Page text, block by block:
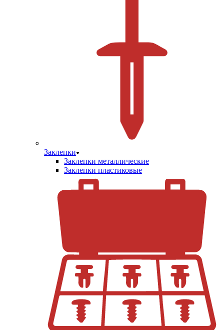
Заклепки
Заклепки металлические
Заклепки пластиковые